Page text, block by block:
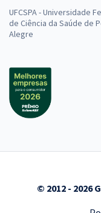
UFCSPA - Universidade
de Ciência da Saúde de
Alegre
© 2012 - 2026